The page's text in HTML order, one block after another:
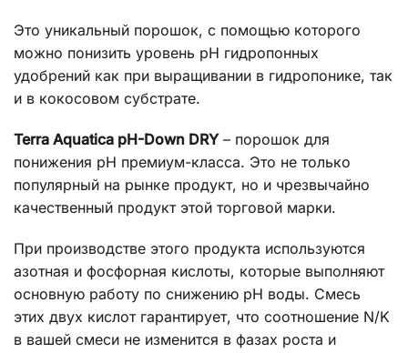
Это уникальный порошок, с помощью которого
можно понизить уровень pH гидропонных
удобрений как при выращивании в гидропонике, так
и в кокосовом субстрате.
Terra Aquatica pH-Down DRY– порошок для
понижения pH премиум-класса. Это не только
популярный на рынке продукт, но и чрезвычайно
качественный продукт этой торговой марки.
При производстве этого продукта используются
азотная и фосфорная кислоты, которые выполняют
основную работу по снижению pH воды. Смесь
этих двух кислот гарантирует, что соотношение N/K
в вашей смеси не изменится в фазах роста и